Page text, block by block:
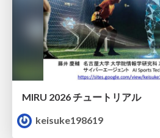
MIRU 2026 チュートリアル
keisuke198619